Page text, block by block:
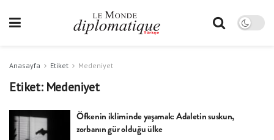
Anasayfa Etiket Medeniyet
Etiket: Medeniyet
Öfkenin ikliminde yaşamak: Adaletin suskun,
zorbanın gür olduğu ülke